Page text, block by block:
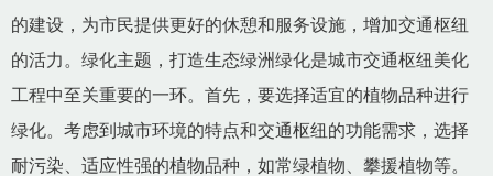
的建设，为市民提供更好的休憩和服务设施，增加交通枢纽
的活力。绿化主题，打造生态绿洲绿化是城市交通枢纽美化
工程中至关重要的一环。首先，要选择适宜的植物品种进行
绿化。考虑到城市环境的特点和交通枢纽的功能需求，选择
耐污染、适应性强的植物品种，如常绿植物、攀援植物等。